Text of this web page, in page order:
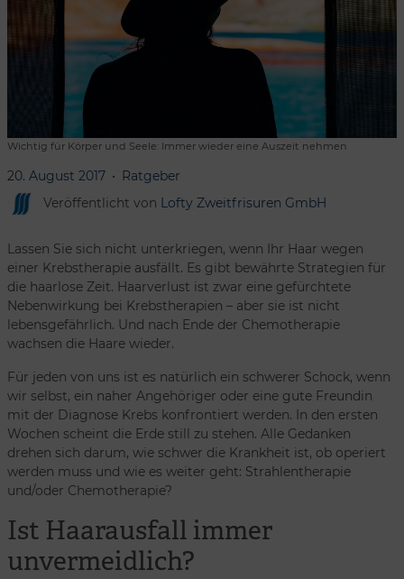
Wichtig für Körper und Seele: Immer wieder eine Auszeit nehmen
20. August 2017
Ratgeber
Veröffentlicht von Lofty Zweitfrisuren GmbH
Lassen Sie sich nicht unterkriegen, wenn Ihr Haar wegen
einer Krebstherapie ausfällt. Es gibt bewährte Strategien für
die haarlose Zeit. Haarverlust ist zwar eine gefürchtete
Nebenwirkung bei Krebstherapien – aber sie ist nicht
lebensgefährlich. Und nach Ende der Chemotherapie
wachsen die Haare wieder.
Für jeden von uns ist es natürlich ein schwerer Schock, wenn
wir selbst, ein naher Angehöriger oder eine gute Freundin
mit der Diagnose Krebs konfrontiert werden. In den ersten
Wochen scheint die Erde still zu stehen. Alle Gedanken
drehen sich darum, wie schwer die Krankheit ist, ob operiert
werden muss und wie es weiter geht: Strahlentherapie
und/oder Chemotherapie?
Ist Haarausfall immer
unvermeidlich?